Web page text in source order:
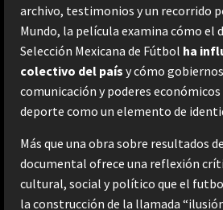
archivo, testimonios y un recorrido
Mundo, la película examina cómo el
Selección Mexicana de Fútbol ha
colectivo del país y cómo
comunicación y poderes
deporte como un elemento de
Más que una obra sobre resultados
documental ofrece una reflexión
cultural, social y político que el
la construcción de la llamada